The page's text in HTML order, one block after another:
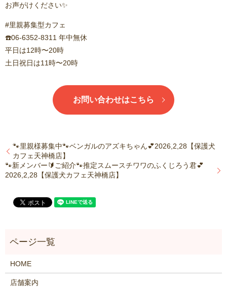
お声がけください✨
#里親募集型カフェ
☎️06-6352-8311 年中無休
平日は12時〜20時
土日祝日は11時〜20時
お問い合わせはこちら
🐾里親様募集中🐾ベンガルのアズキちゃん💕2026,2,28【保護犬
カフェ天神橋店】
🐾新メンバー🔰ご紹介🐾推定スムースチワワのふくじろう君💕
2026,2,28【保護犬カフェ天神橋店】
HOME
店舗案内